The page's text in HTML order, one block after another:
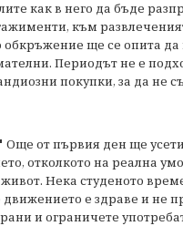
как в него да бъде
към
обкръжение ще се опита
Периодът не е
покупки, за да не
Още от първия ден ще
отколкото на реална
Нека студеното
е здраве и не
и ограничете